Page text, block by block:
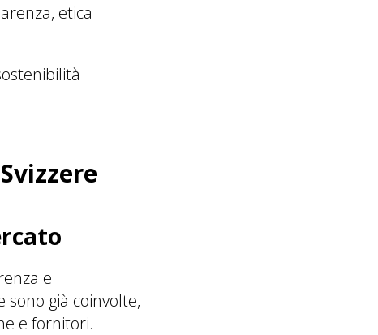
etica
e
già coinvolte,
e fornitori.